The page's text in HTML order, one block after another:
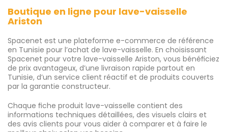
Boutique en ligne pour lave-vaisselle
Ariston
Spacenet est une plateforme e-commerce de référence
en Tunisie pour l’achat de lave-vaisselle. En choisissant
Spacenet pour votre lave-vaisselle Ariston, vous bénéficiez
de prix avantageux, d’une livraison rapide partout en
Tunisie, d’un service client réactif et de produits couverts
par la garantie constructeur.
Chaque fiche produit lave-vaisselle contient des
informations techniques détaillées, des visuels clairs et
des avis clients pour vous aider à comparer et à faire le